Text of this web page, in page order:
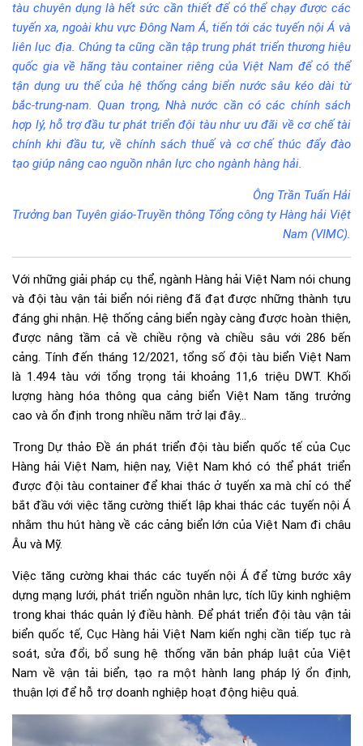
tàu chuyên dụng là hết sức cần thiết để có thể chạy được các
tuyến xa, ngoài khu vực Đông Nam Á, tiến tới các tuyến nội Á và
liên lục địa. Chúng ta cũng cần tập trung phát triển thương hiệu
quốc gia về hãng tàu container riêng của Việt Nam để có thể
tận dụng ưu thế của hệ thống cảng biển nước sâu kéo dài từ
bắc-trung-nam. Quan trọng, Nhà nước cần có các chính sách
hợp lý, hỗ trợ đầu tư phát triển đội tàu như ưu đãi về cơ chế tài
chính khi đầu tư, về chính sách thuế và cơ chế thúc đẩy đào
tạo giúp nâng cao nguồn nhân lực cho ngành hàng hải.
Ông Trần Tuấn Hải
Trưởng ban Tuyên giáo-Truyền thông Tổng công ty Hàng hải Việt
Nam (VIMC).
Với những giải pháp cụ thể, ngành Hàng hải Việt Nam nói chung
và đội tàu vận tải biển nói riêng đã đạt được những thành tựu
đáng ghi nhận. Hệ thống cảng biển ngày càng được hoàn thiện,
được nâng tầm cả về chiều rộng và chiều sâu với 286 bến
cảng. Tính đến tháng 12/2021, tổng số đội tàu biển Việt Nam
là 1.494 tàu với tổng trọng tải khoảng 11,6 triệu DWT. Khối
lượng hàng hóa thông qua cảng biển Việt Nam tăng trưởng
cao và ổn định trong nhiều năm trở lại đây…
Trong Dự thảo Đề án phát triển đội tàu biển quốc tế của Cục
Hàng hải Việt Nam, hiện nay, Việt Nam khó có thể phát triển
được đội tàu container để khai thác ở tuyến xa mà chỉ có thể
bắt đầu với việc tăng cường thiết lập khai thác các tuyến nội Á
nhằm thu hút hàng về các cảng biển lớn của Việt Nam đi châu
Âu và Mỹ.
Việc tăng cường khai thác các tuyến nội Á để từng bước xây
dựng mạng lưới, phát triển nguồn nhân lực, tích lũy kinh nghiệm
trong khai thác quản lý điều hành. Để phát triển đội tàu vận tải
biển quốc tế, Cục Hàng hải Việt Nam kiến nghị cần tiếp tục rà
soát, sửa đổi, bổ sung hệ thống văn bản pháp luật của Việt
Nam về vận tải biển, tạo ra một hành lang pháp lý ổn định,
thuận lợi để hỗ trợ doanh nghiệp hoạt động hiệu quả.